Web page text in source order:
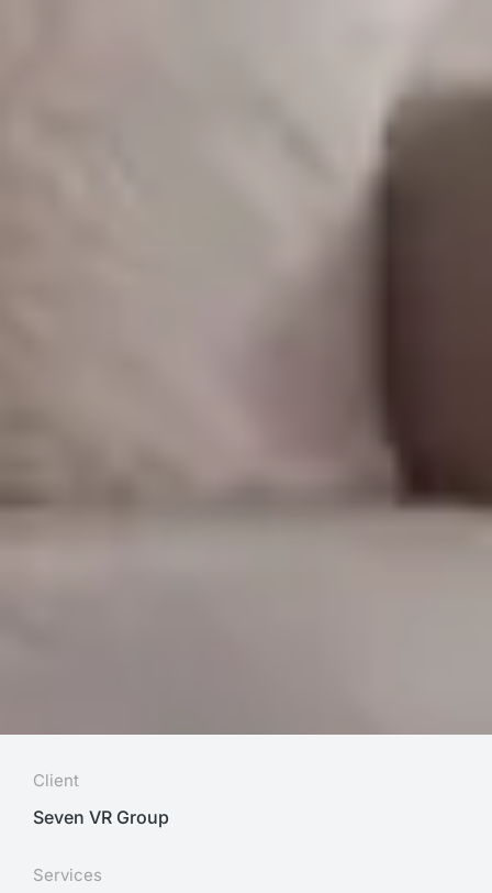
Client
Seven VR Group
Services